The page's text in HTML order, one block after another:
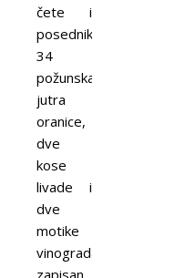
čete i
posednik
34
požunska
jutra
oranice,
dve
kose
livade i
dve
motike
vinograda,
zapisan